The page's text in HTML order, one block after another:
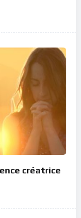
créatrice